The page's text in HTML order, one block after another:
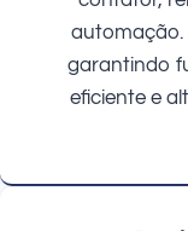
automação.
garantindo
eficiente e